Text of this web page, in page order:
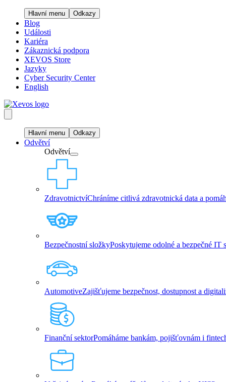
Hlavní menu Odkazy
Blog
Události
Kariéra
Zákaznická podpora
XEVOS Store
Jazyky
Cyber Security Center
English
Hlavní menu Odkazy
Odvětví
Odvětví
ZdravotnictvíChráníme citlivá zdravotnická data a
Bezpečnostní složkyPoskytujeme odolné a bezpečné
AutomotiveZajišťujeme bezpečnost, dostupnost a
Finanční sektorPomáháme bankám, pojišťovnám i